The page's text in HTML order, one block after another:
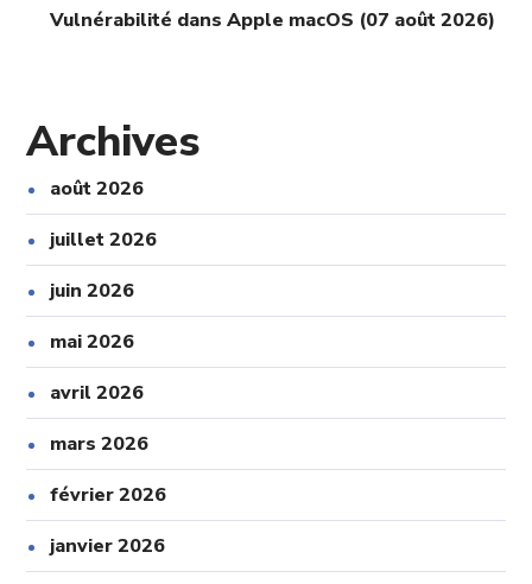
Vulnérabilité dans Apple macOS (07 août 2026)
Archives
août 2026
juillet 2026
juin 2026
mai 2026
avril 2026
mars 2026
février 2026
janvier 2026